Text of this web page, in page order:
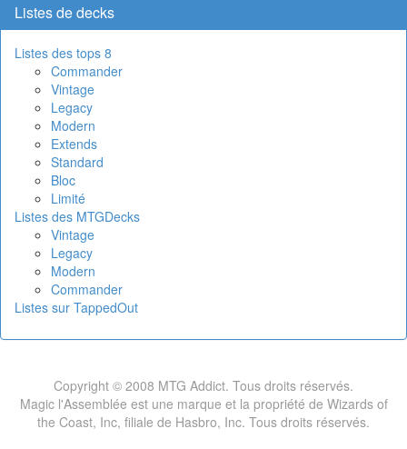
Listes de decks
Listes des tops 8
Commander
Vintage
Legacy
Modern
Extends
Standard
Bloc
Limité
Listes des MTGDecks
Vintage
Legacy
Modern
Commander
Listes sur TappedOut
Copyright © 2008 MTG Addict. Tous droits réservés.
Magic l'Assemblée est une marque et la propriété de Wizards of
the Coast, Inc, filiale de Hasbro, Inc. Tous droits réservés.